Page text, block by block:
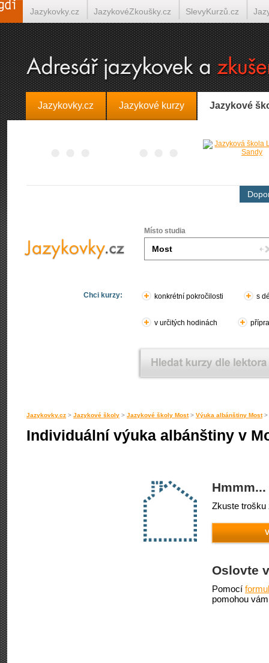
Jazykovky.cz Jazykové kurzy Jazykové
Místo studia
Chci kurzy: konkrétní pokročilosti s
v určitých hodinách
Jazykovky.cz > Jazykové školy > Jazykové školy Most> Výuka albánštiny Most>
Individuální výuka albánštiny v
Zkuste trošku
Oslovte
Pomocí
pomohou
Jazykovky.cz JazykovéZkoušky.cz SlevyKurzů.cz
Španělština on-line Italština on-line Tlumočení-